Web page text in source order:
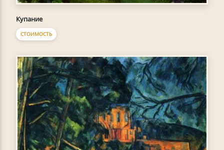
Купание
СТОИМОСТЬ